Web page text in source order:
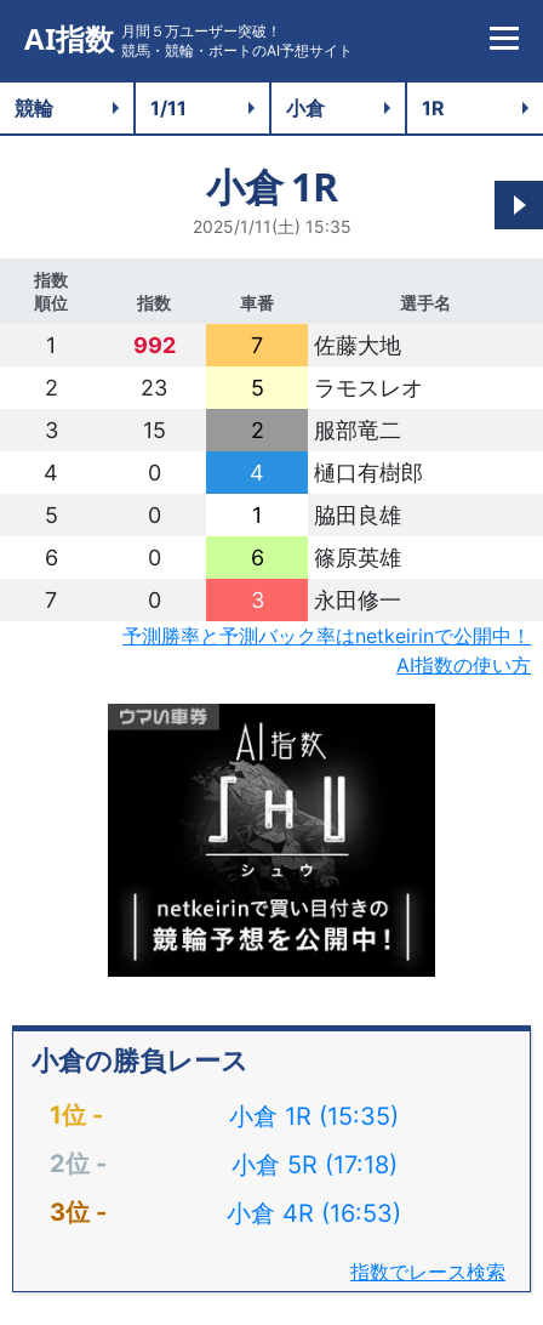
AI指数 月間５万ユーザー突破！
競馬・競輪・ボートのAI予想サイト
小倉1R
2025/1/11(土) 15:35
指数
順位
指数 車番 選手名
1 992 7
佐藤大地
2
23 5
ラモスレオ
3
15 2
服部竜二
4
0 4
樋口有樹郎
5
0 1
脇田良雄
6
0 6
篠原英雄
7
0 3 永田修一
予測勝率と予測バック率はnetkeirinで公開中！
AI指数の使い方
小倉の勝負レース
小倉 1R (15:35)
小倉 5R (17:18)
小倉 4R (16:53)
指数でレース検索